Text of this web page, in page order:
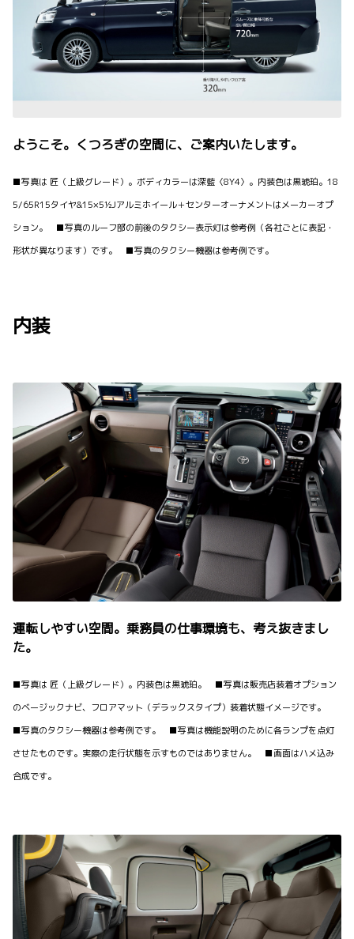
ようこそ。くつろぎの空間に、ご案内いたします。
■写真は 匠（上級グレード）。ボディカラーは深藍〈8Y4〉。内装色は黒琥珀。18
5/65R15タイヤ&15×5½Jアルミホイール＋センターオーナメントはメーカーオプ
ション。 ■写真のルーフ部の前後のタクシー表示灯は参考例（各社ごとに表記・
形状が異なります）です。 ■写真のタクシー機器は参考例です。
内装
運転しやすい空間。乗務員の仕事環境も、考え抜きまし
た。
■写真は 匠（上級グレード）。内装色は黒琥珀。 ■写真は販売店装着オプション
のベージックナビ、フロアマット（デラックスタイプ）装着状態イメージです。
■写真のタクシー機器は参考例です。 ■写真は機能説明のために各ランプを点灯
させたものです。実際の走行状態を示すものではありません。 ■画面はハメ込み
合成です。